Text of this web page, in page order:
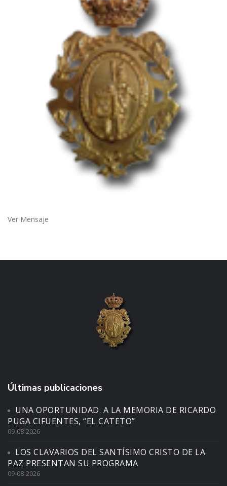
Ver Mensaje
Últimas publicaciones
UNA OPORTUNIDAD. A LA MEMORIA DE RICARDO
PUGA CIFUENTES, “EL CATETO”
09-08-2026
LOS CLAVARIOS DEL SANTÍSIMO CRISTO DE LA
PAZ PRESENTAN SU PROGRAMA
09-08-2026